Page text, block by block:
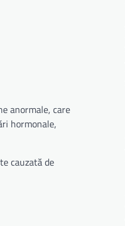
anormale, care
hormonale,
cauzată de